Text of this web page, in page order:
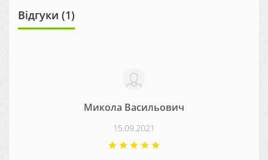
Відгуки (1)
Микола Васильович
15.09.2021